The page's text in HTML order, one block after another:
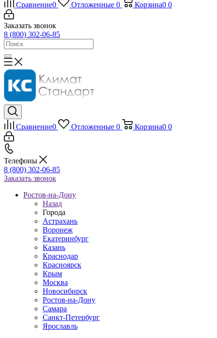
Сравнение0 Отложенные 0 Корзина0 0
Заказать звонок
8 (800) 302-06-85
Сравнение0 Отложенные 0 Корзина0 0
Телефоны
8 (800) 302-06-85
Заказать звонок
Ростов-на-Дону
Назад
Города
Астрахань
Воронеж
Екатеринбург
Казань
Краснодар
Красноярск
Крым
Москва
Новосибирск
Ростов-на-Дону
Самара
Санкт-Петербург
Ярославль